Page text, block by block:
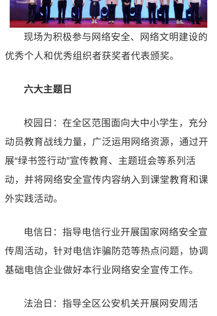
现场为积极参与网络安全、网络文明建设的
优秀个人和优秀组织者获奖者代表颁奖。
六大主题日
校园日：在全区范围面向大中小学生，充分
动员教育战线力量，广泛运用网络资源，通过开
展“绿书签行动”宣传教育、主题班会等系列活
动，并将网络安全宣传内容纳入到课堂教育和课
外实践活动。
电信日：指导电信行业开展国家网络安全宣
传周活动，针对电信诈骗防范等热点问题，协调
基础电信企业做好本行业网络安全宣传工作。
法治日：指导全区公安机关开展网安周活